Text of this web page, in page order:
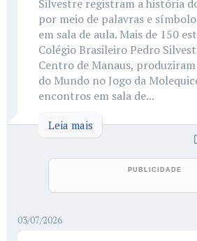
Silvestre registram a história
por meio de palavras e
em sala de aula. Mais de 150
Colégio Brasileiro Pedro
Centro de Manaus,
do Mundo no Jogo da
encontros em sala de...
Leia mais
03/07/2026